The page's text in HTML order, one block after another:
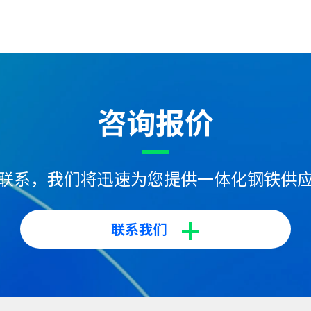
咨询报价
系，我们将迅速为您提供一体化钢铁供
联系我们 +